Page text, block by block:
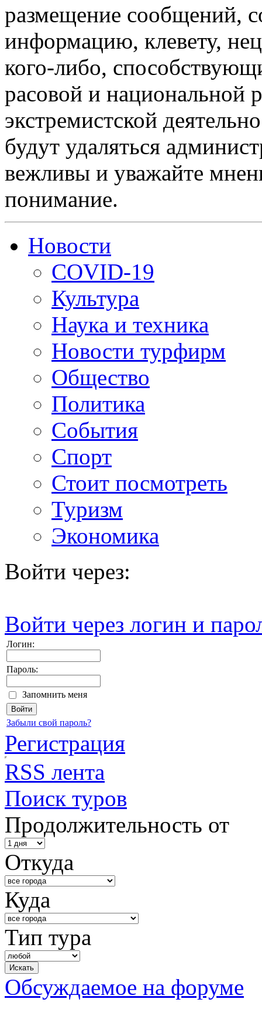
размещение сообщений,
информацию, клевету,
кого-либо,
расовой и национальной
экстремистской
будут удаляться
вежливы и уважайте
понимание.
Новости
COVID-19
Культура
Наука и техника
Новости турфирм
Общество
Политика
События
Спорт
Стоит посмотреть
Туризм
Экономика
Войти через:
Войти через логин и
Логин:
Пароль:
Запомнить меня
Забыли свой пароль?
Регистрация
RSS лента
Поиск туров
Продолжительность от
Откуда
Куда
Тип тура
Обсуждаемое на форуме